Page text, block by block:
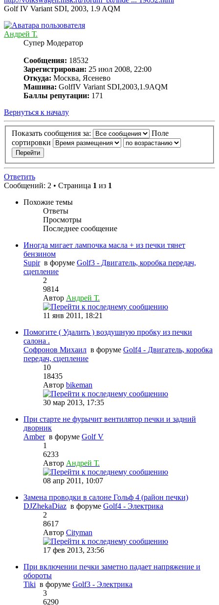
Golf IV Variant SDI, 2003, 1.9 AQM
Андрей Т.
Супер Модератор
Сообщения: 18532
Зарегистрирован: 25 июл 2008, 22:00
Откуда: Москва, Ясенево
Машина: GolfIV Variant SDI,2003,1.9AQM
Баллы репутации: 171
Вернуться к началу
Показать сообщения за:
Поле
сортировки
Ответить
Сообщений: 2 • Страница 1 из 1
Похожие темы
Ответы
Просмотры
Последнее сообщение
Иногда мигает лампочка масла + из печки тянет
бензином
Supirв форуме Golf3 - Двигатель, коробка передач,
сцепление
2
9814
Автор Андрей Т.
11 янв 2011, 18:21
Помогите ( Удалить ) воздушную пробку из печки
салона .
Софронов Михаил в форуме Golf4 - Двигатель, коробка
передач, сцепление
10
18435
Автор bikeman
30 мар 2013, 17:35
При старте не фурычит вентилятор печки и задний
дворник
Amberв форуме Golf V
1
6233
Автор Андрей Т.
08 апр 2011, 10:07
Замена проводки в салоне Гольф 4 (район печки)
DJZhekaDiaz в форуме Golf4 - Электрика
2
8617
Автор Cityman
17 фев 2013, 23:56
При включении печки заметно падает напряжение и
обороты
Tiki в форуме Golf3 - Электрика
3
6290